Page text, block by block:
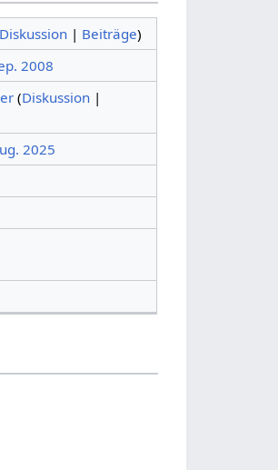
Diskussion| Beiträge)
2008
(Diskussion|
2025